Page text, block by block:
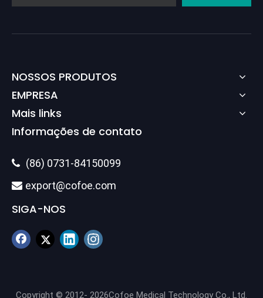
NOSSOS PRODUTOS
EMPRESA
Mais links
Informações de contato
 (86) 0731-84150099
 export@cofoe.com
SIGA-NOS
Copyright © 2012- 2026Cofoe Medical Technology Co., Ltd.